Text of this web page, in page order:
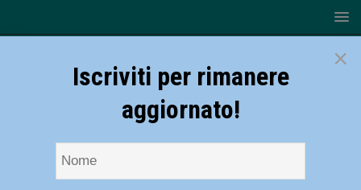
×
Iscriviti per rimanere
aggiornato!